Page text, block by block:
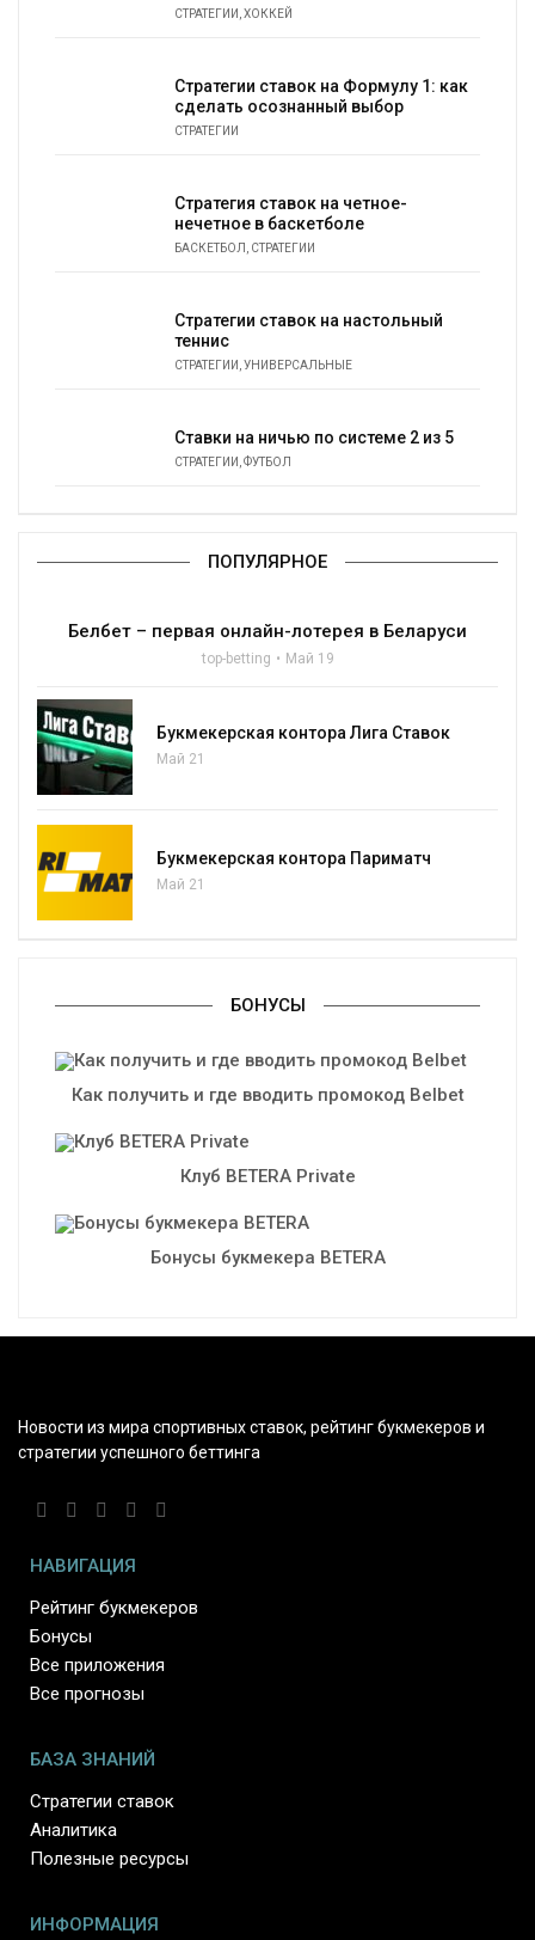
СТРАТЕГИИ ХОККЕЙ
Стратегии ставок на Формулу 1: как
сделать осознанный выбор
СТРАТЕГИИ
Стратегия ставок на четное-
нечетное в баскетболе
БАСКЕТБОЛ СТРАТЕГИИ
Стратегии ставок на настольный
теннис
СТРАТЕГИИ УНИВЕРСАЛЬНЫЕ
Ставки на ничью по системе 2 из 5
СТРАТЕГИИ ФУТБОЛ
ПОПУЛЯРНОЕ
Белбет – первая онлайн-лотерея в Беларуси
top-betting Май 19
Букмекерская контора Лига Ставок
Май 21
Букмекерская контора Париматч
Май 21
БОНУСЫ
Как получить и где вводить промокод Belbet
Клуб BETERA Private
Бонусы букмекера BETERA
Новости из мира спортивных ставок, рейтинг букмекеров и
стратегии успешного беттинга
НАВИГАЦИЯ
Рейтинг букмекеров
Бонусы
Все приложения
Все прогнозы
БАЗА ЗНАНИЙ
Стратегии ставок
Аналитика
Полезные ресурсы
ИНФОРМАЦИЯ